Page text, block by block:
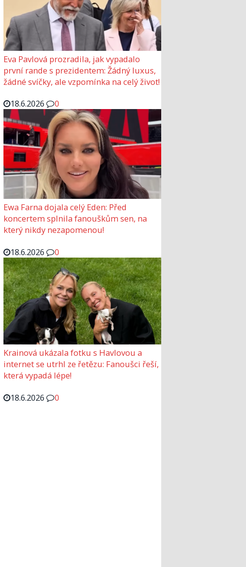
Eva Pavlová prozradila, jak vypadalo
první rande s prezidentem: Žádný luxus,
žádné svíčky, ale vzpomínka na celý život!
18.6.2026
0
Ewa Farna dojala celý Eden: Před
koncertem splnila fanouškům sen, na
který nikdy nezapomenou!
18.6.2026
0
Krainová ukázala fotku s Havlovou a
internet se utrhl ze řetězu: Fanoušci řeší,
která vypadá lépe!
18.6.2026
0